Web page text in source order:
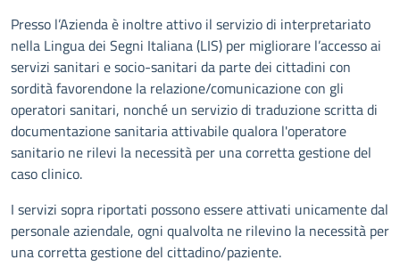
Presso l’Azienda è inoltre attivo il servizio di interpretariato
nella Lingua dei Segni Italiana (LIS) per migliorare l’accesso ai
servizi sanitari e socio-sanitari da parte dei cittadini con
sordità favorendone la relazione/comunicazione con gli
operatori sanitari, nonché un servizio di traduzione scritta di
documentazione sanitaria attivabile qualora l'operatore
sanitario ne rilevi la necessità per una corretta gestione del
caso clinico.
I servizi sopra riportati possono essere attivati unicamente dal
personale aziendale, ogni qualvolta ne rilevino la necessità per
una corretta gestione del cittadino/paziente.